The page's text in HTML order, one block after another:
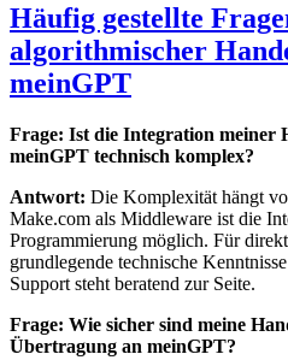
Häufig gestellte
algorithmischer
meinGPT
Frage: Ist die Integration meiner
meinGPT technisch komplex?
Antwort: Die Komplexität hängt
Make.com als Middleware ist die
Programmierung möglich. Für
grundlegende technische
Support steht beratend zur Seite.
Frage: Wie sicher sind meine
Übertragung an meinGPT?